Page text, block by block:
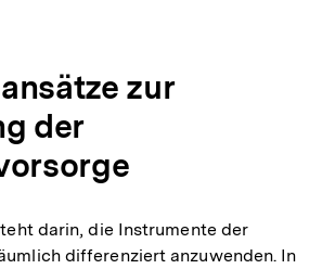
zur
der
darin, die Instrumente der
differenziert anzuwenden. In